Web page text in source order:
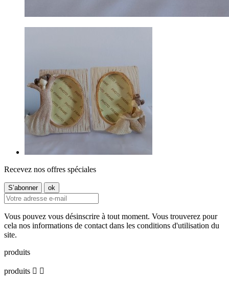
Recevez nos offres spéciales
Vous pouvez vous désinscrire à tout moment. Vous trouverez pour
cela nos informations de contact dans les conditions d'utilisation du
site.
produits
produits  